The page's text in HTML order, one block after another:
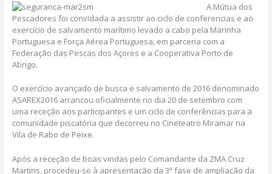
A Mútua dos
Pescadores foi convidada a assistir ao ciclo de conferencias e ao
exercício de salvamento marítimo levado a cabo pela Marinha
Portuguesa e Força Aérea Portuguesa, em parceria com a
Federação das Pescas dos Açores e a Cooperativa Porto de
Abrigo.
O exercício avançado de busca e salvamento de 2016 denominado
ASAREX2016 arrancou oficialmente no dia 20 de setembro com
uma receção aos participantes e um ciclo de conferências para a
comunidade piscatória que decorreu no Cineteatro Miramar na
Vila de Rabo de Peixe.
Após a receção de boas vindas pelo Comandante da ZMA Cruz
Martins, procedeu-se à apresentação da 3ª fase de ampliação da